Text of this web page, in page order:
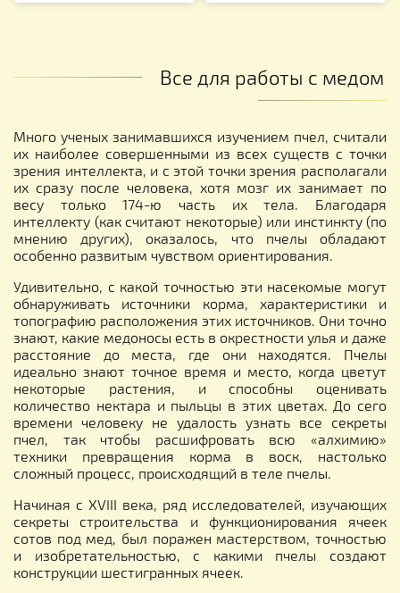
Все для работы с медом
Много ученых занимавшихся изучением пчел, считали
их наиболее совершенными из всех существ с точки
зрения интеллекта, и с этой точки зрения располагали
их сразу после человека, хотя мозг их занимает по
весу только 174-ю часть их тела. Благодаря
интеллекту (как считают некоторые) или инстинкту (по
мнению других), оказалось, что пчелы обладают
особенно развитым чувством ориентирования.
Удивительно, с какой точностью эти насекомые могут
обнаруживать источники корма, характеристики и
топографию расположения этих источников. Они точно
знают, какие медоносы есть в окрестности улья и даже
расстояние до места, где они находятся. Пчелы
идеально знают точное время и место, когда цветут
некоторые растения, и способны оценивать
количество нектара и пыльцы в этих цветах. До сего
времени человеку не удалость узнать все секреты
пчел, так чтобы расшифровать всю «алхимию»
техники превращения корма в воск, настолько
сложный процесс, происходящий в теле пчелы.
Начиная с XVIII века, ряд исследователей, изучающих
секреты строительства и функционирования ячеек
сотов под мед, был поражен мастерством, точностью
и изобретательностью, с какими пчелы создают
конструкции шестигранных ячеек.